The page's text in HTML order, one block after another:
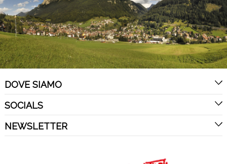
DOVE SIAMO
SOCIALS
NEWSLETTER